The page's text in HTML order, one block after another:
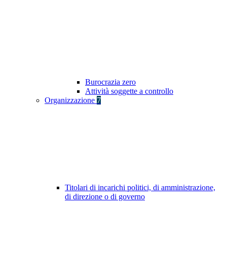
Burocrazia zero
Attività soggette a controllo
Organizzazione 7
Titolari di incarichi politici, di amministrazione,
di direzione o di governo